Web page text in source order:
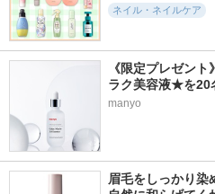
ネイル・ネイルケア
《限定プレゼン
ラク美容液★を20
manyo
眉毛をしっかり染